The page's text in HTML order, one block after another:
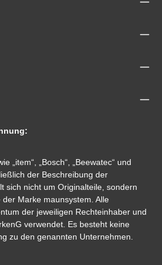
„item“, „Bosch“, „Beewatec“ und
der Beschreibung der
sich nicht um Originalteile, sondern
Marke maunsystem. Alle
der jeweiligen Rechteinhaber und
verwendet. Es besteht keine
zu den genannten Unternehmen.